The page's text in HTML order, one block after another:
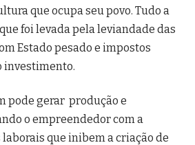
que ocupa seu povo. Tudo a
foi levada pela leviandade das
Estado pesado e impostos
investimento.
pode gerar produção e
o empreendedor com a
que inibem a criação de